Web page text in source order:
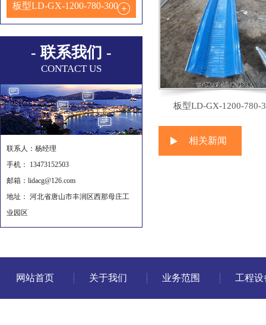
板型LD-GX-1200-780-300
- 联系我们 -
CONTACT US
联系人：杨经理
手机： 13473152503
邮箱：lidacg@126.com
地址： 河北省唐山市丰润区西那母庄工
业园区
板型LD-GX-1200-780-
相关新闻
网站首页 关于我们 业务范围 工程设